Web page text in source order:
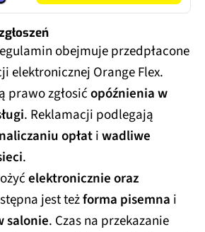
obejmuje przedpłacone
elektronicznej Orange Flex.
prawo zgłosićopóźnienia w
. Reklamacji podlegają
opłatiwadliwe
.
elektronicznie oraz
jest teżforma pisemna i
salonie. Czas na przekazanie